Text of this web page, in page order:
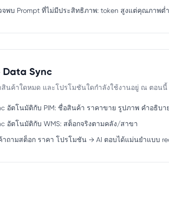
จพบ Prompt ที่ไม่มีประสิทธิภาพ: token สูงแต่คุณภาพ
Data Sync
สินค้าใดหมด และโปรโมชันใดกำลังใช้งานอยู่ ณ ตอนนี้
อัตโนมัติกับ PIM: ชื่อสินค้า ราคาขาย รูปภาพ คำอธิบา
อัตโนมัติกับ WMS: สต็อกจริงตามคลัง/สาขา
าถามสต็อก ราคา โปรโมชัน → AI ตอบได้แม่นยำแบบ